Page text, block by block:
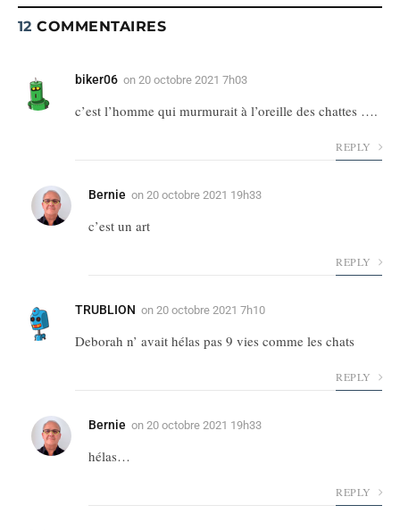
12 COMMENTAIRES
biker06 on 20 octobre 2021 7h03
c’est l’homme qui murmurait à l’oreille des chattes ….
REPLY
Bernie on 20 octobre 2021 19h33
c’est un art
REPLY
TRUBLION on 20 octobre 2021 7h10
Deborah n’ avait hélas pas 9 vies comme les chats
REPLY
Bernie on 20 octobre 2021 19h33
hélas…
REPLY